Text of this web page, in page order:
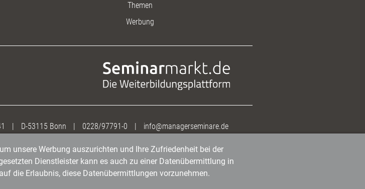
Themen
Werbung
| D-53115 Bonn | 0228/97791-0 | info@managerseminare.de
unsere Werbung auszurichten und Ihre Zufriedenheit bei der
Dienstleister kann es auch zu einer Datenübermittlung in
die Erlaubnis, diese Datenübermittlungen vorzunehmen.